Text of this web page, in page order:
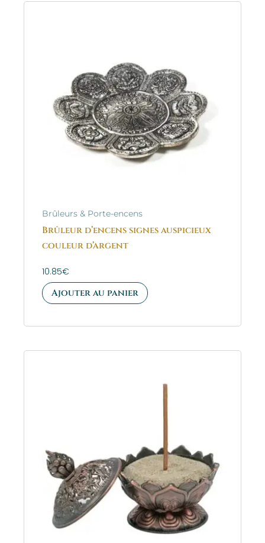
Brûleurs & Porte-encens
Brûleur d’encens signes auspicieux
couleur d’argent
10.85€
Ajouter au panier